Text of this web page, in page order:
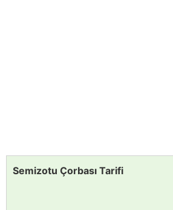
Semizotu Çorbası Tarifi